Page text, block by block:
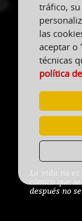
La vida no
cómico que
después no
tráfico,
las
aceptar o
técnicas
política